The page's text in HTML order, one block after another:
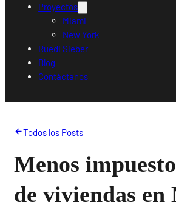
Proyectos
Miami
New York
Ruedi Sieber
Blog
Contáctanos
Todos los Posts
Menos
de viviendas